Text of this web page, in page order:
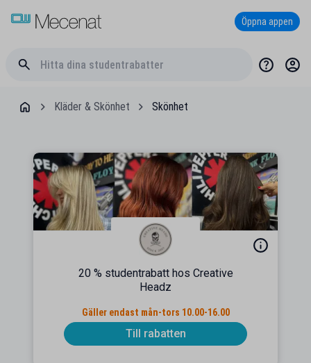
Öppna appen
Kläder & Skönhet Skönhet
20 % studentrabatt hos Creative
Headz
Gäller endast mån-tors 10.00-16.00
Till rabatten